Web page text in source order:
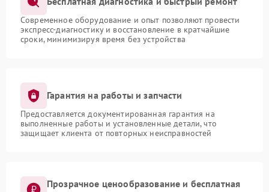
Современное оборудование и опыт позволяют провести
экспресс-диагностику и восстановление в кратчайшие
сроки, минимизируя время без устройства
Гарантия на работы и запчасти
Предоставляется документированная гарантия на
выполненные работы и установленные детали, что
защищает клиента от повторных неисправностей
Прозрачное ценообразование и бесплатная